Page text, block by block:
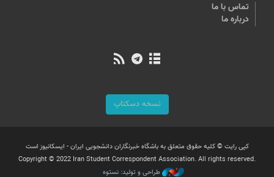
تماس با ما
درباره ما
نسخه دسکتاپ
کپی رایت © کلیه حقوق متعلق به باشگاه خبرنگاران دانشجویی ایران - ایسکانیوز است
Copyright © 2022 Iran Student Correspondent Association. All rights reserved.
طراحی و تولید: نستوه